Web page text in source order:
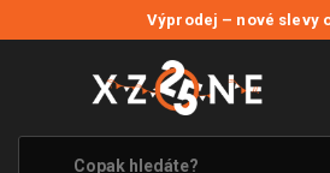
Výprodej – nové slevy
VÝPRODEJ
VIDEOHRY
XZONE ORIGINALS